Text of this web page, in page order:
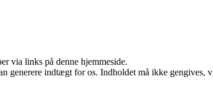
via links på denne hjemmeside.
indtægt for os. Indholdet må ikke gengives,